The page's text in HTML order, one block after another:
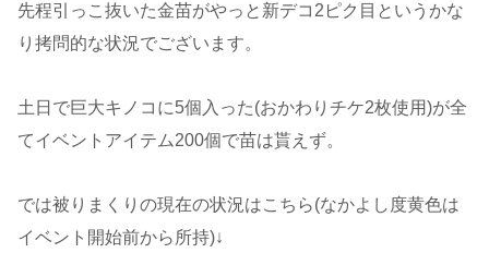
先程引っこ抜いた金苗がやっと新デコ2ピク目というかな
り拷問的な状況でございます。
土日で巨大キノコに5個入った(おかわりチケ2枚使用)が全
てイベントアイテム200個で苗は貰えず。
では被りまくりの現在の状況はこちら(なかよし度黄色は
イベント開始前から所持)↓